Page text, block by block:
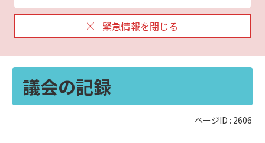
緊急情報を閉じる
議会の記録
ページID : 2606